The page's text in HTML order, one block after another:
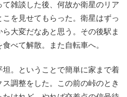
雑談した後、何故か衛星のリア
を見せてもらった。衛星はずっ
大変だなあと思う。その後駅ま
べて解散。また自転車へ。
。ということで簡単に家まで着
調整をした。この前の峠のとき